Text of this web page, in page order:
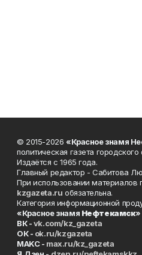
© 2015-2026 «Красное знамя
политическая газета
Издаётся с 1965 года.
Главный редактор - Сабитова
При использовании материалов
kzgazeta.ru обязательна.
Категория информационной
«Красное знамя Нефтекамск»
ВК -vk.com/kz_gazeta
ОК - ok.ru/kzgazeta
MAKC - max.ru/kz_gazeta